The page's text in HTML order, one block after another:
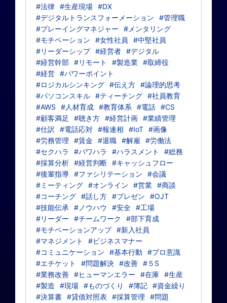
#法律 #生産現場 #DX
#デジタルトランスフォーメーション
#管理職
#プレーイングマネジャー
#メンタリング
#モチベーション
#女性社員
#中堅社員
#リーダーシップ #経営者 #デジタル
#経営幹部 #リモート #製造業 #取締役
#経営 #パワーポイント
#ロジカルシンキング #伝え方 #論理的思考
#パソコンスキル #ティーチング #社員教育
#AWS
#人材育成 #教育体系 #電話 #CS
#顧客満足
#聴き方 #経営計画 #業績管理
#仕訳
#電話応対 #報連相 #IoT #画像
#労務管理
#賃金 #退職 #解雇
#労働法
#セクハラ
#パワハラ #ハラスメント
#総務
#採算分析 #経営判断 #キャッシュフロー
#後輩指導 #ファシリテーション
#会議
#ミーティング #オンライン #営業 #商談
#コーチング #話し方 #プレゼン
#OJT
#技能伝承
#ノウハウ #安全 #工場
#リーダー
#チームワーク
#部下育成
#モチベーションアップ #新入社員
#マネジメント
#ビジネスマナー
#コミュニケーション
#基本行動
#プロ意識
#エチケット
#問題解決 #改善 #５S
#業務改善 #ヒューマンエラー #在庫 #生産
#製造
#現場 #ものづくり #簿記 #資金繰り
#決算書 #貸借対照表 #採算管理
#問題